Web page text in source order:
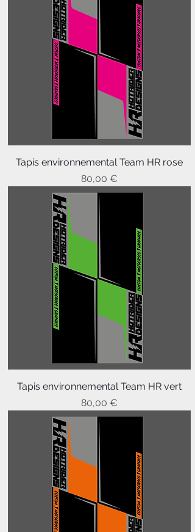
Tapis environnemental Team HR rose
Prix
80,00 €
Tapis environnemental Team HR vert
Prix
80,00 €